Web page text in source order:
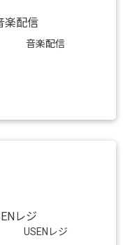
音楽配信
USENレジ